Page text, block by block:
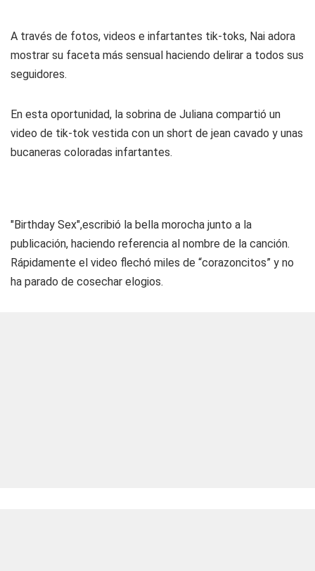
A través de fotos, videos e infartantes tik-toks, Nai adora
mostrar su faceta más sensual haciendo delirar a todos sus
seguidores.
En esta oportunidad, la sobrina de Juliana compartió un
video de tik-tok vestida con un short de jean cavado y unas
bucaneras coloradas infartantes.
"Birthday Sex",escribió la bella morocha junto a la
publicación, haciendo referencia al nombre de la canción.
Rápidamente el video flechó miles de “corazoncitos” y no
ha parado de cosechar elogios.